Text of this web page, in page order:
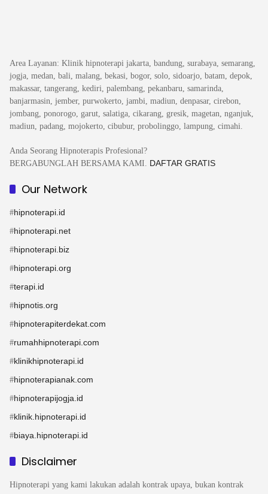
Area Layanan: Klinik hipnoterapi jakarta, bandung, surabaya, semarang,
jogja, medan, bali, malang, bekasi, bogor, solo, sidoarjo, batam, depok,
makassar, tangerang, kediri, palembang, pekanbaru, samarinda,
banjarmasin, jember, purwokerto, jambi, madiun, denpasar, cirebon,
jombang, ponorogo, garut, salatiga, cikarang, gresik, magetan, nganjuk,
madiun, padang, mojokerto, cibubur, probolinggo, lampung, cimahi.
Anda Seorang Hipnoterapis Profesional?
BERGABUNGLAH BERSAMA KAMI. DAFTAR GRATIS
Our Network
#hipnoterapi.id
#hipnoterapi.net
#hipnoterapi.biz
#hipnoterapi.org
#terapi.id
#hipnotis.org
#hipnoterapiterdekat.com
#rumahhipnoterapi.com
#klinikhipnoterapi.id
#hipnoterapianak.com
#hipnoterapijogja.id
#klinik.hipnoterapi.id
#biaya.hipnoterapi.id
Disclaimer
Hipnoterapi yang kami lakukan adalah kontrak upaya, bukan kontrak